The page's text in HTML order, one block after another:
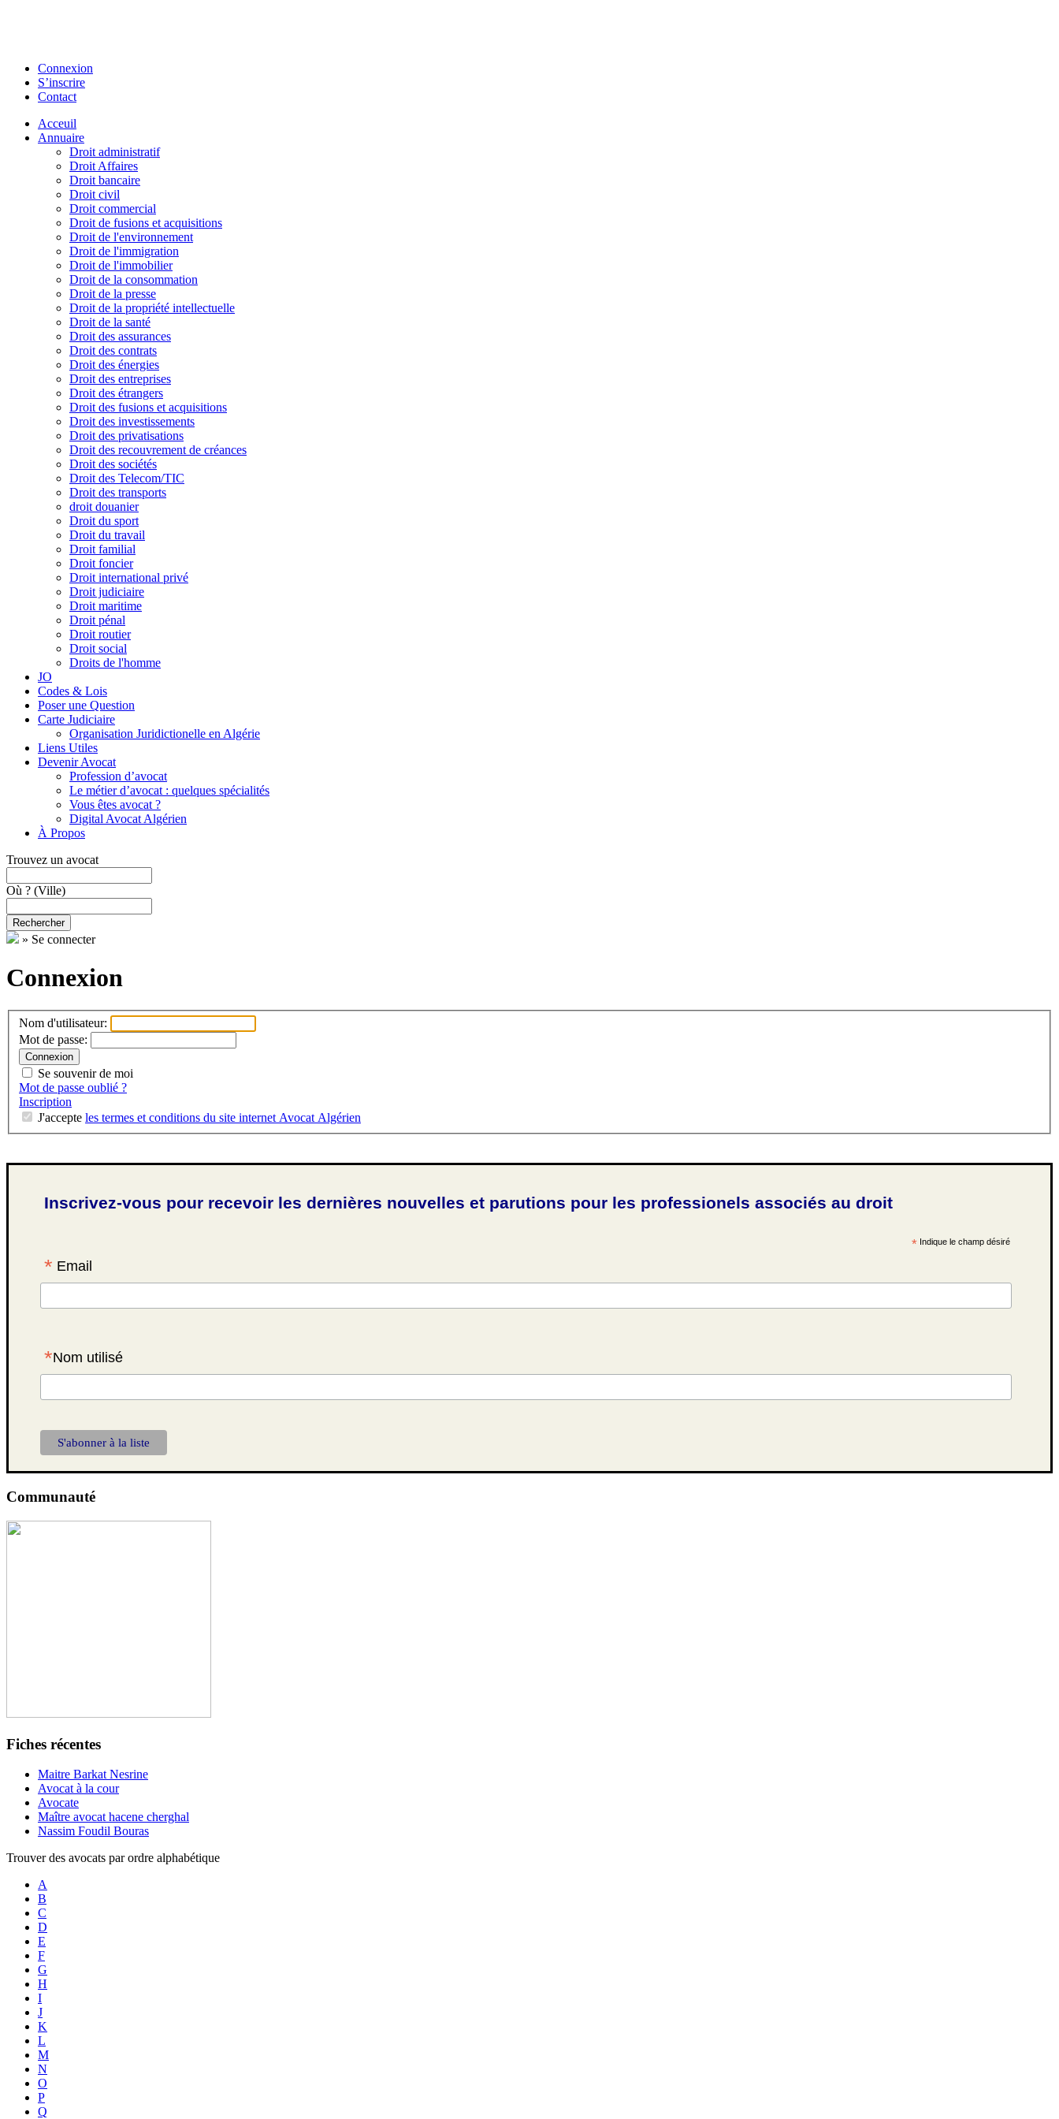
Connexion
S’inscrire
Contact
Acceuil
Annuaire
Droit administratif
Droit Affaires
Droit bancaire
Droit civil
Droit commercial
Droit de fusions et acquisitions
Droit de l'environnement
Droit de l'immigration
Droit de l'immobilier
Droit de la consommation
Droit de la presse
Droit de la propriété intellectuelle
Droit de la santé
Droit des assurances
Droit des contrats
Droit des énergies
Droit des entreprises
Droit des étrangers
Droit des fusions et acquisitions
Droit des investissements
Droit des privatisations
Droit des recouvrement de créances
Droit des sociétés
Droit des Telecom/TIC
Droit des transports
droit douanier
Droit du sport
Droit du travail
Droit familial
Droit foncier
Droit international privé
Droit judiciaire
Droit maritime
Droit pénal
Droit routier
Droit social
Droits de l'homme
JO
Codes & Lois
Poser une Question
Carte Judiciaire
Organisation Juridictionelle en Algérie
Liens Utiles
Devenir Avocat
Profession d’avocat
Le métier d’avocat : quelques spécialités
Vous êtes avocat ?
Digital Avocat Algérien
À Propos
Trouvez un avocat
Où ? (Ville)
Rechercher
» Se connecter
Connexion
Nom d'utilisateur:
Mot de passe:
Se souvenir de moi
Mot de passe oublié ?
Inscription
J'accepte les termes et conditions du site internet Avocat Algérien
Inscrivez-vous pour recevoir les dernières nouvelles et parutions pour les professionels associés au droit
*Indique le champ désiré
* Email
*Nom utilisé
Communauté
Fiches récentes
Maitre Barkat Nesrine
Avocat à la cour
Avocate
Maître avocat hacene cherghal
Nassim Foudil Bouras
Trouver des avocats par ordre alphabétique
A
B
C
D
E
F
G
H
I
J
K
L
M
N
O
P
Q